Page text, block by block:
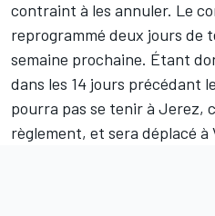
contraint à les annuler. Le
reprogrammé deux jours de
semaine prochaine. Étant
dans les 14 jours précédant
pourra pas se tenir à Jerez,
règlement, et sera déplacé à